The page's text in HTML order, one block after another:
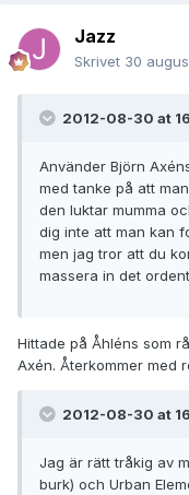
Jazz
Skrivet 30
2012-08-30 at
Använder Björn
med tanke på att
den luktar mumma
dig inte att man kan
men jag tror att du
massera in det
Hittade på Åhléns som
Axén. Återkommer med
2012-08-30 at
Jag är rätt tråkig av
burk) och Urban